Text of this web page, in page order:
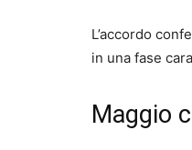
L’accordo
in una fase
Maggio